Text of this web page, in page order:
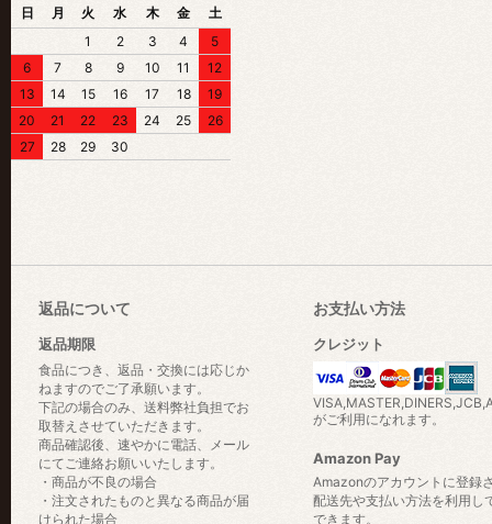
日
月 火 水 木 金
土
1
2 3 4
5
6
7 8 9 10 11
12
13
14 15 16 17 18
19
20
21 22 23 24 25
26
27
28 29 30
返品について
返品期限
食品につき、返品・交換には応じか
ねますのでご了承願います。
下記の場合のみ、送料弊社負担でお
取替えさせていただきます。
商品確認後、速やかに電話、メール
にてご連絡お願いいたします。
・商品が不良の場合
・注文されたものと異なる商品が届
けられた場合
お支払い方法
クレジット
がご利用になれます。
Amazon Pay
Amazonのアカウントに登録
配送先や支払い方法を利用し
できます。